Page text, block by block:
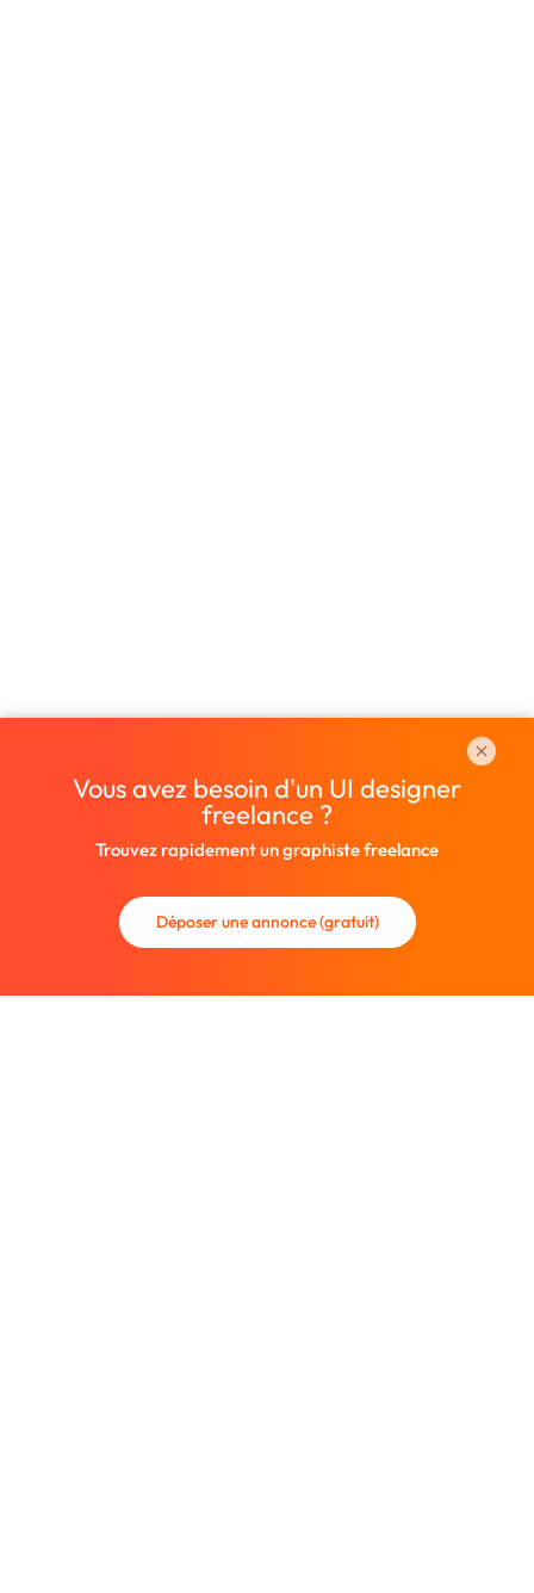
Vous avez besoin d'un UI designer
freelance ?
Trouvez rapidement un graphiste freelance
Déposer une annonce (gratuit)